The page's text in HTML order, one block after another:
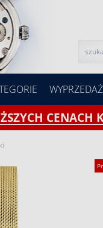
WYPRZEDAŻ
CENACH